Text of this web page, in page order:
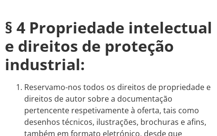
§ 4 Propriedade intelectual
e direitos de proteção
industrial:
Reservamo-nos todos os direitos de propriedade e
direitos de autor sobre a documentação
pertencente respetivamente à oferta, tais como
desenhos técnicos, ilustrações, brochuras e afins,
também em formato eletrónico, desde que